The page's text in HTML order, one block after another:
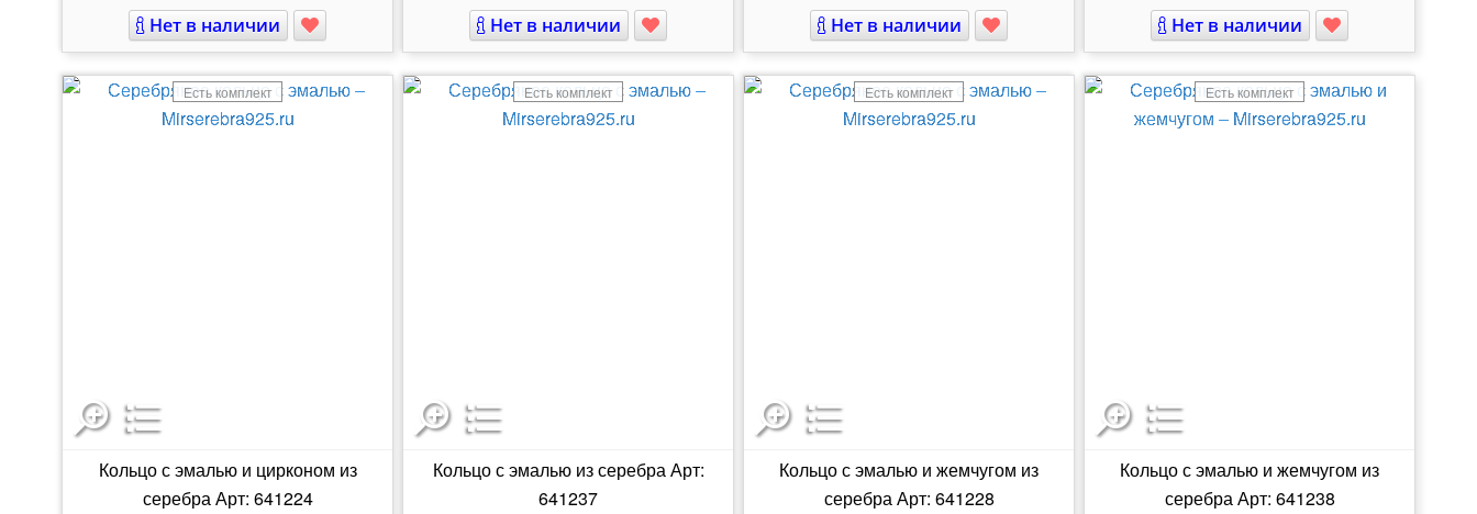
Нет в наличии Нет в наличии Нет в наличии Нет в наличии
Есть комплект
Кольцо с эмалью и цирконом из
серебра Арт: 641224
Есть комплект
Кольцо с эмалью из серебра Арт:
641237
Есть комплект
Кольцо с эмалью и жемчугом из
серебра Арт: 641228
Есть комплект
Кольцо с эмалью и жемчугом из
серебра Арт: 641238